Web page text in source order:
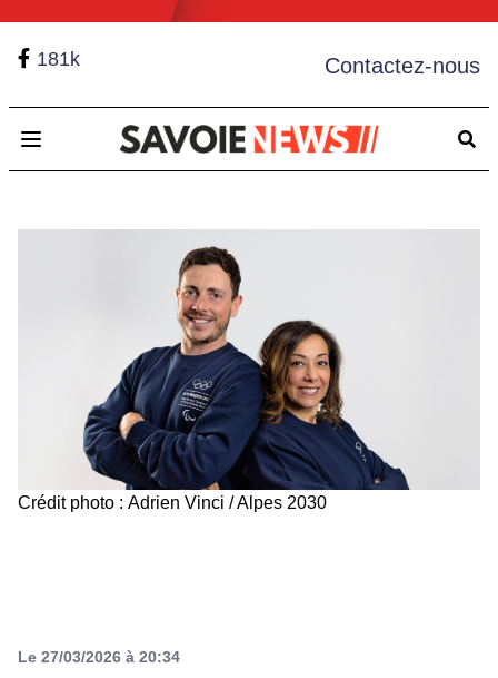
181k Contactez-nous
Open main menu
Crédit photo : Adrien Vinci / Alpes 2030
Le 27/03/2026 à 20:34